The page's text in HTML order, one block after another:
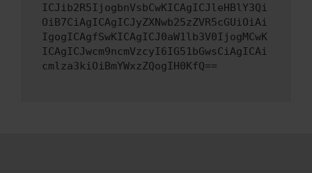
ICJib2R5IjogbnVsbCwKICAgICJleHBlY3Qi
OiB7CiAgICAgICJyZXNwb25zZVR5cGUiOiAi
IgogICAgfSwKICAgICJ0aW1lb3V0IjogMCwK
ICAgICJwcm9ncmVzcyI6IG51bGwsCiAgICAi
cmlza3kiOiBmYWxzZQogIH0KfQ==